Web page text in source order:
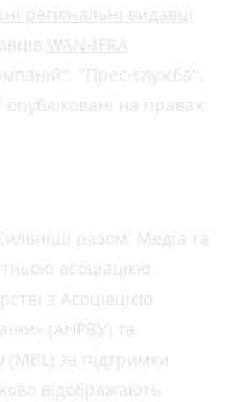
регіональні видавці
WAN-IFRA
"Прес-служба",
на правах
разом: Медіа та
асоціацією
з Асоціацією
(АНРВУ) та
(MBL) за підтримки
відображають